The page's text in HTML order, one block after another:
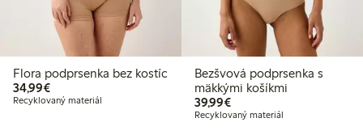
Flora podprsenka bez kostíc
34,99€34,99 €
Recyklovaný materiál
Bezšvová podprsenka s
mäkkými košíkmi
39,99€39,99 €
Recyklovaný materiál